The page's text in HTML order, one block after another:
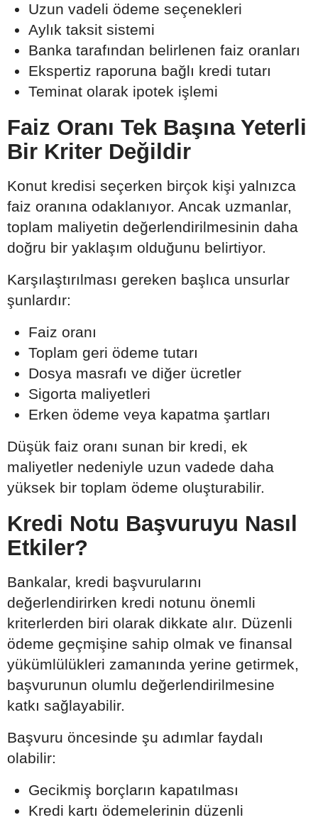
Uzun vadeli ödeme seçenekleri
Aylık taksit sistemi
Banka tarafından belirlenen faiz oranları
Ekspertiz raporuna bağlı kredi tutarı
Teminat olarak ipotek işlemi
Faiz Oranı Tek Başına Yeterli
Bir Kriter Değildir
Konut kredisi seçerken birçok kişi yalnızca
faiz oranına odaklanıyor. Ancak uzmanlar,
toplam maliyetin değerlendirilmesinin daha
doğru bir yaklaşım olduğunu belirtiyor.
Karşılaştırılması gereken başlıca unsurlar
şunlardır:
Faiz oranı
Toplam geri ödeme tutarı
Dosya masrafı ve diğer ücretler
Sigorta maliyetleri
Erken ödeme veya kapatma şartları
Düşük faiz oranı sunan bir kredi, ek
maliyetler nedeniyle uzun vadede daha
yüksek bir toplam ödeme oluşturabilir.
Kredi Notu Başvuruyu Nasıl
Etkiler?
Bankalar, kredi başvurularını
değerlendirirken kredi notunu önemli
kriterlerden biri olarak dikkate alır. Düzenli
ödeme geçmişine sahip olmak ve finansal
yükümlülükleri zamanında yerine getirmek,
başvurunun olumlu değerlendirilmesine
katkı sağlayabilir.
Başvuru öncesinde şu adımlar faydalı
olabilir:
Gecikmiş borçların kapatılması
Kredi kartı ödemelerinin düzenli